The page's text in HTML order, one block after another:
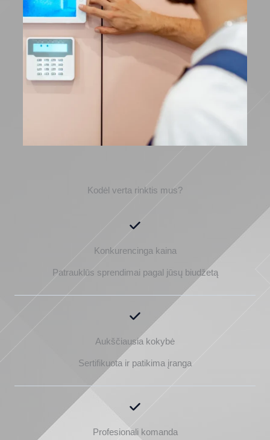
Kodėl verta rinktis mus?
Konkurencinga kaina
Patrauklūs sprendimai pagal jūsų biudžetą
Aukščiausia kokybė
Sertifikuota ir patikima įranga
Profesionali komanda